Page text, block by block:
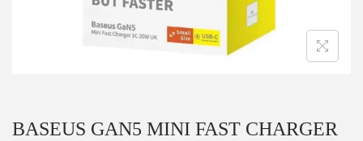
BASEUS GAN5 MINI FAST CHARGER